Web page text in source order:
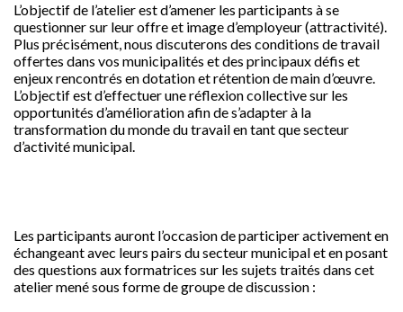
L’objectif de l’atelier est d’amener les participants à se
questionner sur leur offre et image d’employeur (attractivité).
Plus précisément, nous discuterons des conditions de travail
offertes dans vos municipalités et des principaux défis et
enjeux rencontrés en dotation et rétention de main d’œuvre.
L’objectif est d’effectuer une réflexion collective sur les
opportunités d’amélioration afin de s’adapter à la
transformation du monde du travail en tant que secteur
d’activité municipal.
Les participants auront l’occasion de participer activement en
échangeant avec leurs pairs du secteur municipal et en posant
des questions aux formatrices sur les sujets traités dans cet
atelier mené sous forme de groupe de discussion :